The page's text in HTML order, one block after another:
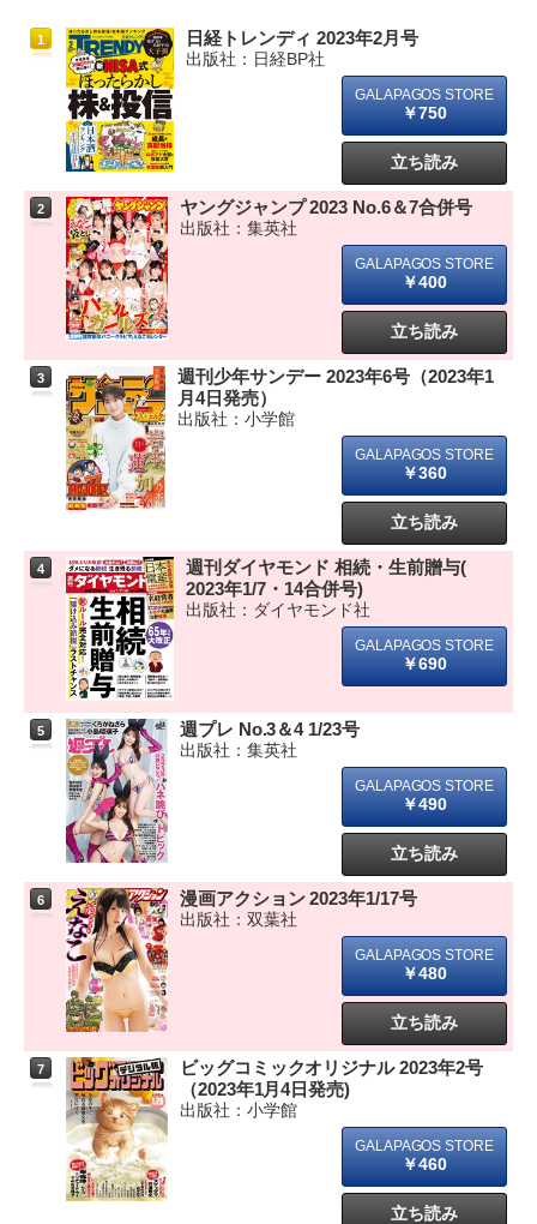
1 日経トレンディ 2023年2月号
出版社：日経BP社
￥750
立ち読み
2 ヤングジャンプ 2023 No.6＆7合併号
出版社：集英社
￥400
立ち読み
3
週刊少年サンデー 2023年6号（2023年1
月4日発売）
出版社：小学館
￥360
立ち読み
4
週刊ダイヤモンド 相続・生前贈与(
2023年1/7・14合併号)
出版社：ダイヤモンド社
￥690
5 週プレ No.3＆4 1/23号
出版社：集英社
￥490
立ち読み
6 漫画アクション 2023年1/17号
出版社：双葉社
￥480
立ち読み
7
ビッグコミックオリジナル 2023年2号
（2023年1月4日発売)
出版社：小学館
￥460
立ち読み